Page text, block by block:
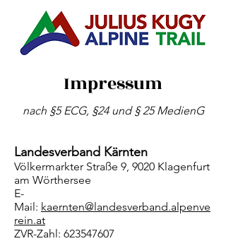
Impressum
nach §5 ECG, §24 und § 25 MedienG
Landesverband Kärnten
Völkermarkter Straße 9, 9020 Klagenfurt
am Wörthersee
E-
Mail: kaernten@landesverband.alpenve
rein.at
ZVR-Zahl: 623547607